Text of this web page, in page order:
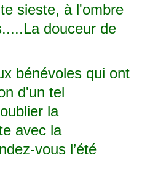
sieste, à l'ombre
douceur de
bénévoles qui ont
d'un tel
la
avec la
vous l’été